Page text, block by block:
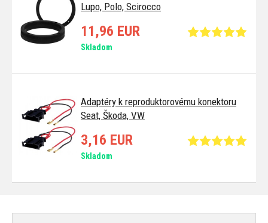
Lupo, Polo, Scirocco
11,96 EUR
Skladom
Adaptéry k reproduktorovému konektoru
Seat, Škoda, VW
3,16 EUR
Skladom